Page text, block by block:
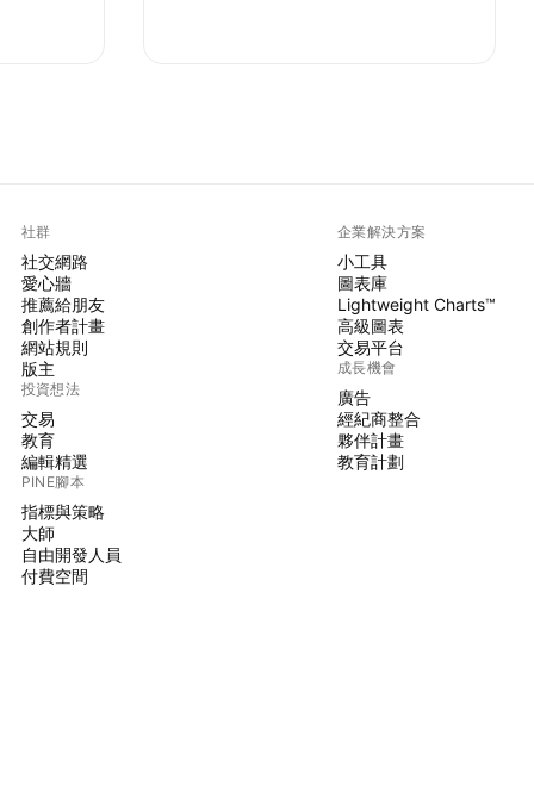
社群
社交網路
愛心牆
推薦給朋友
創作者計畫
網站規則
版主
投資想法
交易
教育
編輯精選
PINE腳本
指標與策略
大師
自由開發人員
付費空間
企業解決方案
小工具
圖表庫
Lightweight Charts™
高級圖表
交易平台
成長機會
廣告
經紀商整合
夥伴計畫
教育計劃